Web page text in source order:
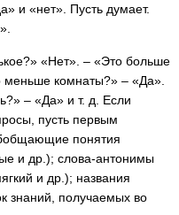
и «нет». Пусть думает.
«Нет». – «Это больше
комнаты?» – «Да».
– «Да» и т. д. Если
пусть первым
понятия
и др.); слова-антонимы
и др.); названия
знаний, получаемых во